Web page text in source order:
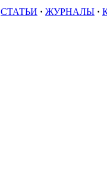
СТАТЬИ · ЖУРНАЛЫ ·